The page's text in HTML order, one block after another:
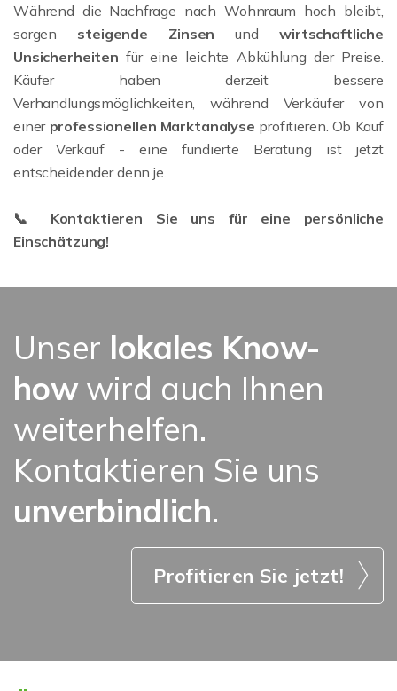
Während die Nachfrage nach Wohnraum hoch bleibt,
sorgen steigende Zinsen undwirtschaftliche
Unsicherheiten für eine leichte Abkühlung der Preise.
Käufer haben derzeit bessere
Verhandlungsmöglichkeiten, während Verkäufer von
einer professionellen Marktanalyse profitieren. Ob Kauf
oder Verkauf - eine fundierte Beratung ist jetzt
entscheidender denn je.
📞 Kontaktieren Sie uns für eine persönliche
Einschätzung!
Unser lokales Know-
how wird auch Ihnen
weiterhelfen.
Kontaktieren Sie uns
unverbindlich.
Profitieren Sie jetzt!